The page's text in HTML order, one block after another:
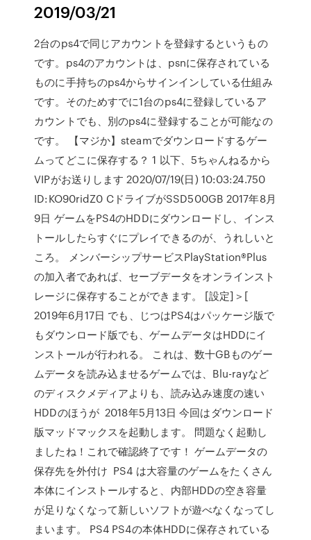
2019/03/21
2台のps4で同じアカウントを登録するというもの
です。ps4のアカウントは、psnに保存されている
ものに手持ちのps4からサインインしている仕組み
です。そのためすでに1台のps4に登録しているア
カウントでも、別のps4に登録することが可能なの
です。 【マジか】steamでダウンロードするゲー
ムってどこに保存する？ 1 以下、5ちゃんねるから
VIPがお送りします 2020/07/19(日) 10:03:24.750
ID:KO90ridZ0 CドライブがSSD500GB 2017年8月
9日 ゲームをPS4のHDDにダウンロードし、インス
トールしたらすぐにプレイできるのが、うれしいと
ころ。 メンバーシップサービスPlayStation®Plus
の加入者であれば、セーブデータをオンラインスト
レージに保存することができます。 [設定]＞[
2019年6月17日 でも、じつはPS4はパッケージ版で
もダウンロード版でも、ゲームデータはHDDにイ
ンストールが行われる。 これは、数十GBものゲー
ムデータを読み込ませるゲームでは、Blu-rayなど
のディスクメディアよりも、読み込み速度の速い
HDDのほうが 2018年5月13日 今回はダウンロード
版マッドマックスを起動します。 問題なく起動し
ましたね！これで確認終了です！ ゲームデータの
保存先を外付け PS4 は大容量のゲームをたくさん
本体にインストールすると、内部HDDの空き容量
が足りなくなって新しいソフトが遊べなくなってし
まいます。 PS4 PS4の本体HDDに保存されている